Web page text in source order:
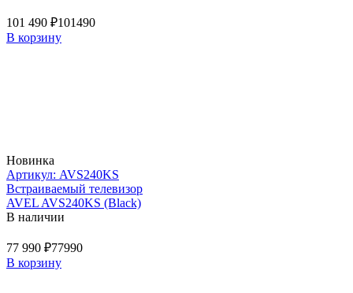
101 490 ₽101490
В корзину
Новинка
Артикул: AVS240KS
Встраиваемый телевизор
AVEL AVS240KS (Black)
В наличии
77 990 ₽77990
В корзину